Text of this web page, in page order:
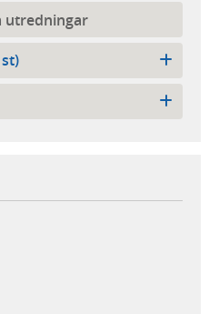
utredningar
flik, extern webbplats,
webbplats,
flik, extern webbplats,
postklient,